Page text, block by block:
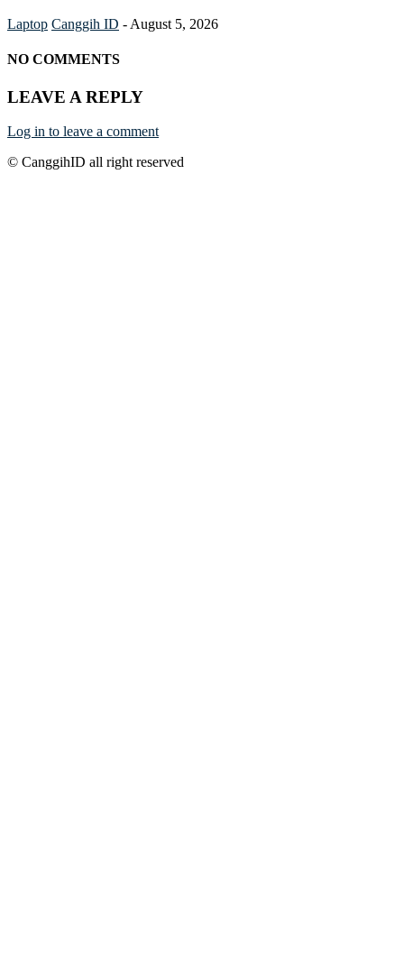
Laptop Canggih ID - August 5, 2026
NO COMMENTS
LEAVE A REPLY
Log in to leave a comment
© CanggihID all right reserved